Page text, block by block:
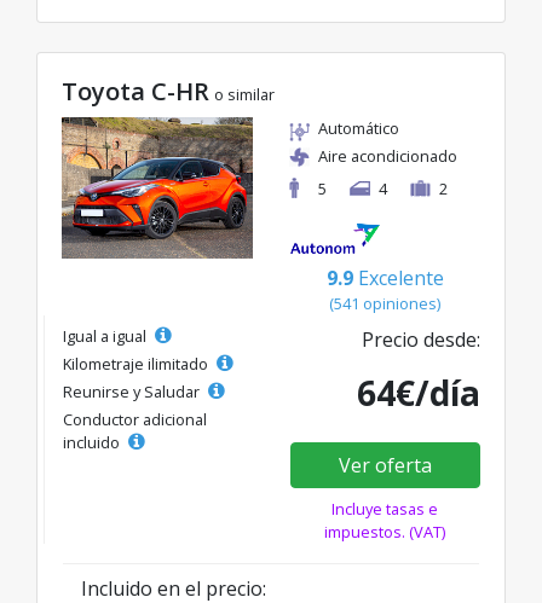
Toyota C-HR o similar
Automático
Aire acondicionado
5
4 2
9.9 Excelente
(541 opiniones)
Igual a igual
Kilometraje ilimitado
Reunirse y Saludar
Conductor adicional
incluido
Precio desde:
64€/día
Ver oferta
Incluye tasas e
impuestos. (VAT)
Incluido en el precio: